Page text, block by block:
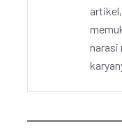
narasi